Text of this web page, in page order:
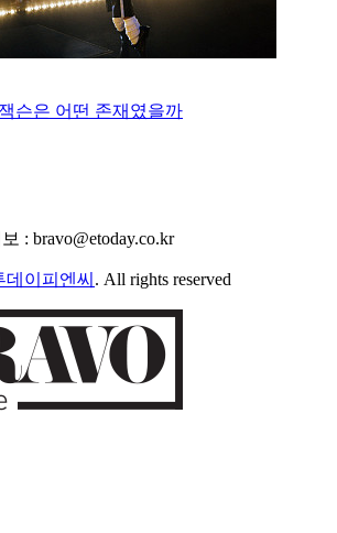
슨은 어떤 존재였을까
: bravo@etoday.co.kr
데이피엔씨 . All rights reserved